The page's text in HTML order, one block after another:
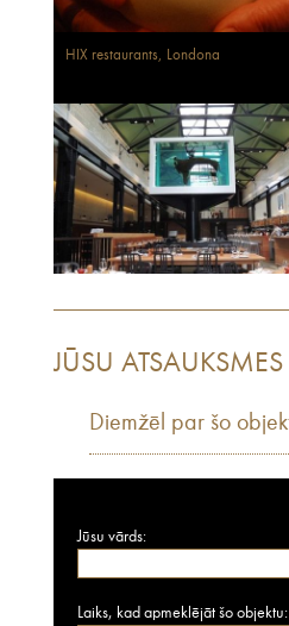
HIX restaurants, Londona
JŪSU ATSAUKSMES
Diemžēl par šo
Jūsu vārds:
Laiks, kad apmeklējāt šo objektu: